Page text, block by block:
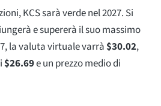
KCS sarà verde nel 2027. Si
e supererà il suo massimo
la valuta virtuale varrà$30.02,
$26.69e un prezzo medio di